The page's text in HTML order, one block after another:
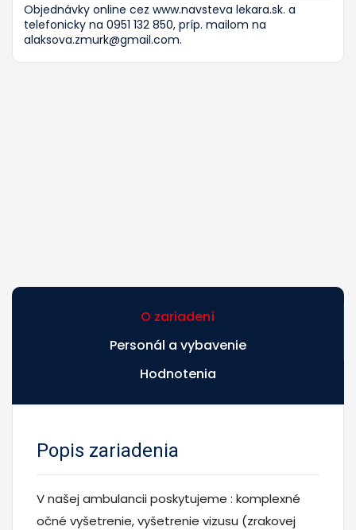
Objednávky online cez www.navsteva lekara.sk. a
telefonicky na 0951 132 850, príp. mailom na
alaksova.zmurk@gmail.com.
O zariadení
Personál a vybavenie
Hodnotenia
Popis zariadenia
V našej ambulancii poskytujeme : komplexné
očné vyšetrenie, vyšetrenie vizusu (zrakovej